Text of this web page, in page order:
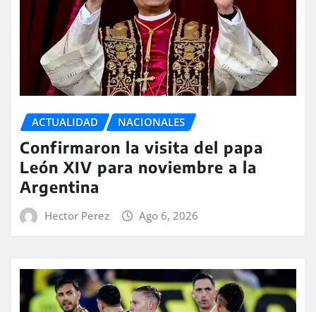
ACTUALIDAD NACIONALES
Confirmaron la visita del papa
León XIV para noviembre a la
Argentina
Hector Perez Ago 6, 2026